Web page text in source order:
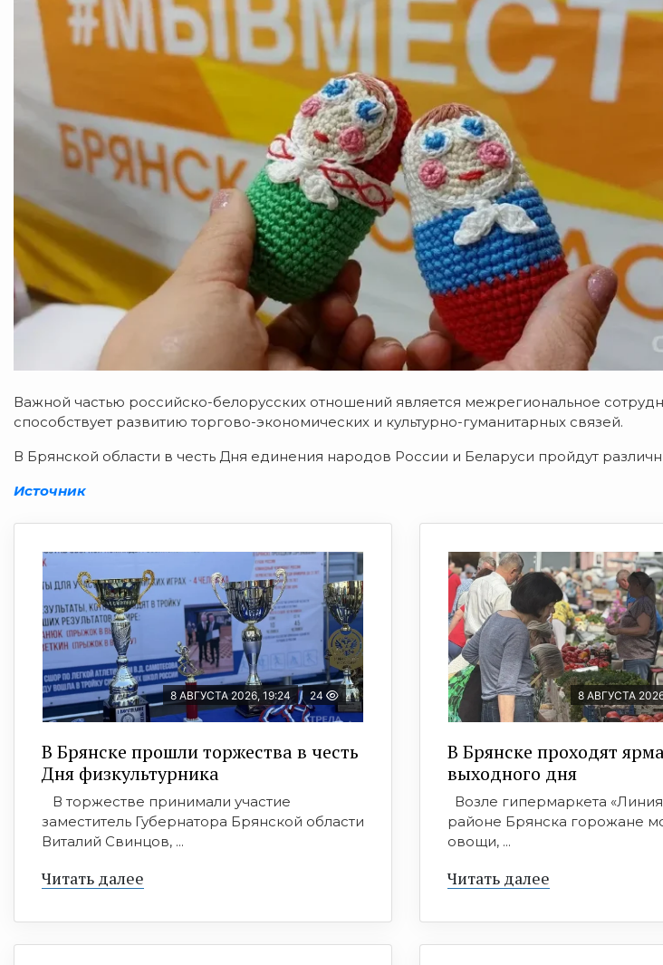
Важной частью российско-белорусских отношений является межрегиональное
способствует развитию торгово-экономических и культурно-гуманитарных связей.
В Брянской области в честь Дня единения народов России и Беларуси пройдут
Источник
8 АВГУСТА 2026, 19:24 24
В Брянске прошли торжества в честь
Дня физкультурника
В торжестве принимали участие
заместитель Губернатора Брянской области
Виталий Свинцов, ...
Читать далее
8 АВГУСТА
В Брянске проходят
выходного дня
Возле гипермаркета
районе Брянска горожане
овощи, ...
Читать далее